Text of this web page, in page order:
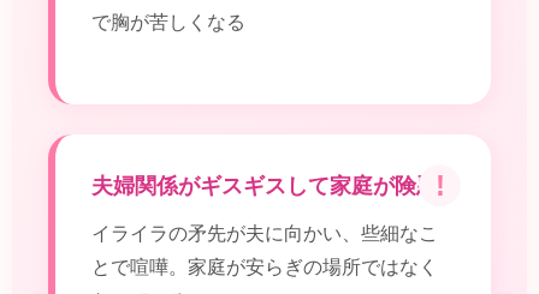
で胸が苦しくなる
夫婦関係がギスギスして家庭が険悪
イライラの矛先が夫に向かい、些細なこ
とで喧嘩。家庭が安らぎの場所ではなく